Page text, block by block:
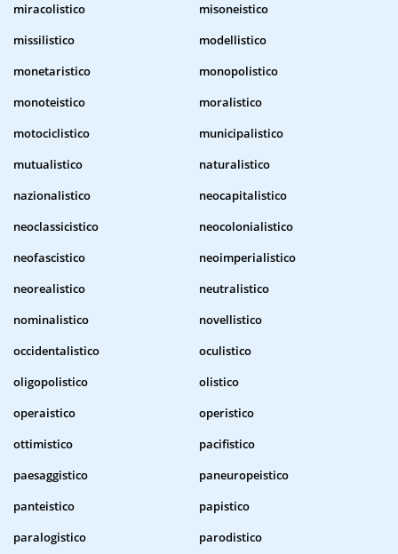
miracolistico
misoneistico
missilistico
modellistico
monetaristico
monopolistico
monoteistico
moralistico
motociclistico
municipalistico
mutualistico
naturalistico
nazionalistico
neocapitalistico
neoclassicistico
neocolonialistico
neofascistico
neoimperialistico
neorealistico
neutralistico
nominalistico
novellistico
occidentalistico
oculistico
oligopolistico
olistico
operaistico
operistico
ottimistico
pacifistico
paesaggistico
paneuropeistico
panteistico
papistico
paralogistico
parodistico